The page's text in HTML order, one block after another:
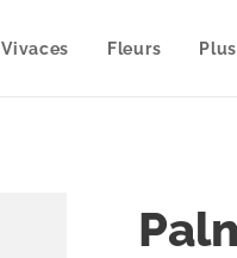
Vivaces Fleurs Plus